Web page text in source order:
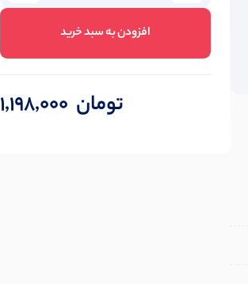
افزودن به سبد خرید
1,198,000 تومان